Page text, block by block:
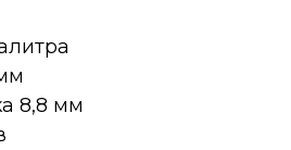
8,8 мм